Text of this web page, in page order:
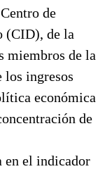
de
(CID), de la
miembros de la
ingresos
económica
de
en el indicador